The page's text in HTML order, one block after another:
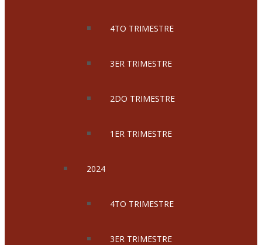
4TO TRIMESTRE
3ER TRIMESTRE
2DO TRIMESTRE
1ER TRIMESTRE
2024
4TO TRIMESTRE
3ER TRIMESTRE